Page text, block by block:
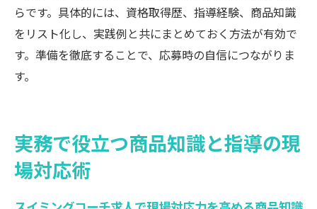
らです。具体的には、資格取得歴、指導経験、商品知識
をリスト化し、実践例と共にまとめておく方法が有効で
す。準備を徹底することで、応募時の自信につながりま
す。
実務で役立つ商品知識と指導の現
場対応術